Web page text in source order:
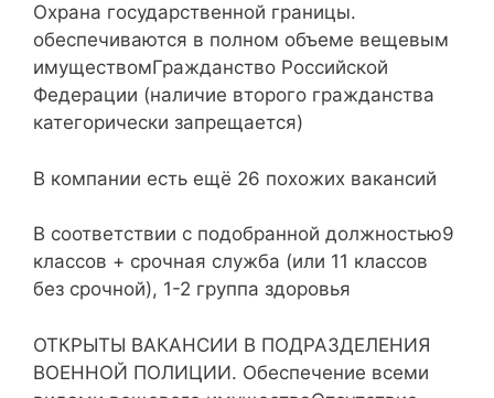
Охрана государственной границы.
обеспечиваются в полном объеме вещевым
имуществомГражданство Российской
Федерации (наличие второго гражданства
категорически запрещается)
В компании есть ещё 26 похожих вакансий
В соответствии с подобранной должностью9
классов + срочная служба (или 11 классов
без срочной), 1-2 группа здоровья
ОТКРЫТЫ ВАКАНСИИ В ПОДРАЗДЕЛЕНИЯ
ВОЕННОЙ ПОЛИЦИИ. Обеспечение всеми